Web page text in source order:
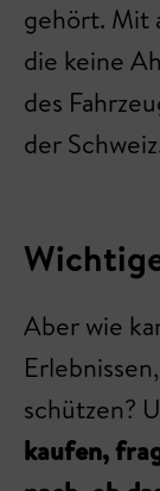
gehört. Mit
die keine
des
der
Aber wie
schützen?
kaufen,